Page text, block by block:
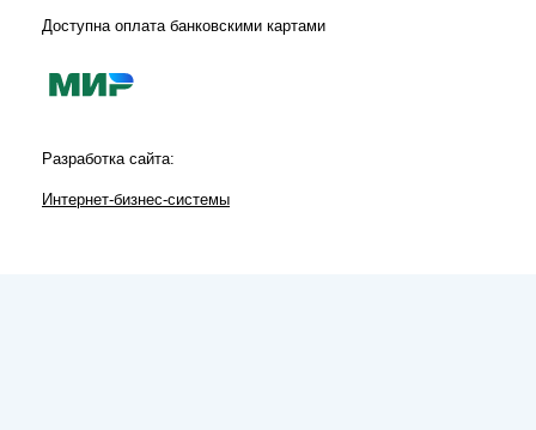
Доступна оплата банковскими картами
Разработка сайта:
Интернет-бизнес-системы